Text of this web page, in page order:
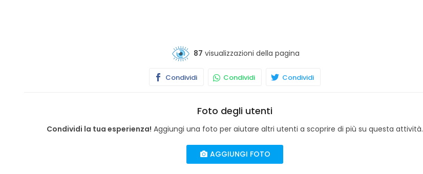
87 visualizzazioni della pagina
Condividi Condividi Condividi
Foto degli utenti
Condividi la tua esperienza! Aggiungi una foto per aiutare altri utenti a scoprire di più su questa attività.
AGGIUNGI FOTO